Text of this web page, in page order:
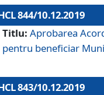
844/10.12.2019
Titlu: Aprobarea
pentru beneficiar
843/10.12.2019